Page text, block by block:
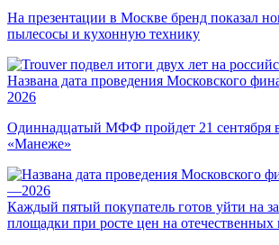
На презентации в Москве бренд показал
пылесосы и кухонную технику
Названа дата проведения Московского
2026
Одиннадцатый МФФ пройдет 21 сентября
«Манеже»
Каждый пятый покупатель готов уйти на
площадки при росте цен на отечественных